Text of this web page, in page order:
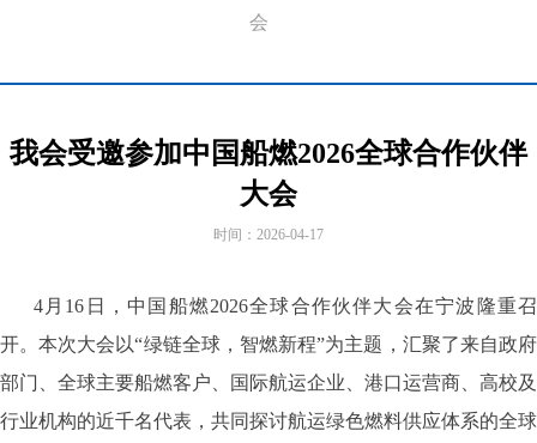
会
我会受邀参加中国船燃2026全球合作伙伴
大会
时间： 2026-04-17
4月16日，中国船燃2026全球合作伙伴大会在宁波隆重召
开。本次大会以“绿链全球，智燃新程”为主题，汇聚了来自政府
部门、全球主要船燃客户、国际航运企业、港口运营商、高校及
行业机构的近千名代表，共同探讨航运绿色燃料供应体系的全球